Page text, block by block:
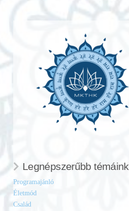
Legnépszerűbb témáink
Programajánló
Életmód
Család